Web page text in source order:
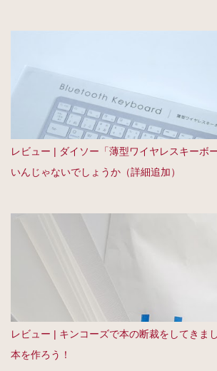
レビュー | ダイソー「薄型ワイヤレスキーボ
いんじゃないでしょうか（詳細追加）
レビュー | キンコーズで本の断裁をしてきま
本を作ろう！